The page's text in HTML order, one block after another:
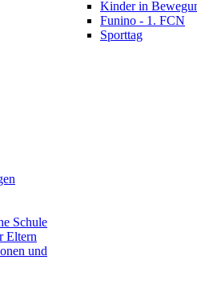
Kinder in
Funino - 1. FCN
Sporttag
Schule
Eltern
und